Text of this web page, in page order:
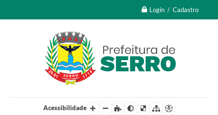
Login / Cadastro
Acessibilidade